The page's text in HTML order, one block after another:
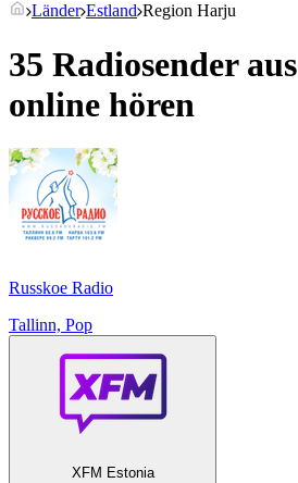
Länder Estland Region Harju
35 Radiosender aus
online hören
Russkoe Radio
Tallinn, Pop
XFM Estonia